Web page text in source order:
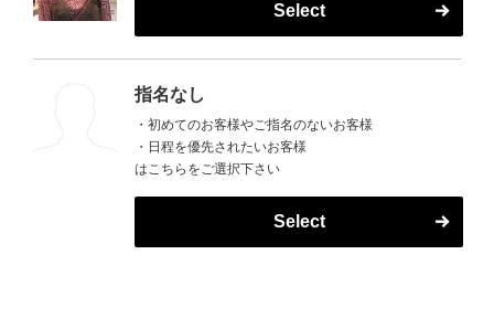
Select
指名なし
・初めてのお客様やご指名のないお客様
・日程を優先されたいお客様
はこちらをご選択下さい
Select